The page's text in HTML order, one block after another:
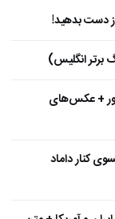
+ عکس‌های
کنار داماد